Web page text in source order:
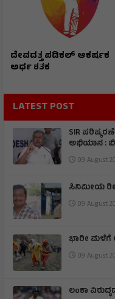
ದೇವದತ್ತ ಪಡಿಕಲ್ ಆಕರ್ಷಕ
ಅರ್ಧ ಶತಕ
LATEST POST
SIR
ಅಭಿಯಾನ :
09 August
ಸಿನಿಮೀಯ
09 August
ಭಾರೀ ಮಳೆಗೆ
09 August
ಲಂಕಾ